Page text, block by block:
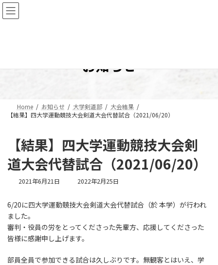
コ
ン
ナ
ビ
お知らせ
Home お知らせ 大学剣道部
大会結果
【結果】四大学運動競技大会剣道大会代替試合（2021/06/20）
【結果】四大学運動競技大会剣
道大会代替試合（2021/06/20）
2021年6月21日
最
新
時
2022年2月25日
6/20に四大学運動競技大会剣道大会代替試合（於 本学）が行われ
ました。
審判・役員の労をとってくださった先輩方、応援してくださった
皆様に感謝申し上げます。
部員全員で参加できる試合は久しぶりです。無観客とはいえ、学